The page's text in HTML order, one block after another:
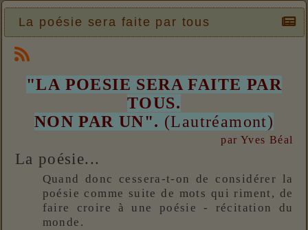
La poésie sera faite par tous
"LA POESIE SERA FAITE PAR
TOUS.
NON PAR UN". (Lautréamont)
par Yves Béal
La poésie...
Quand donc cessera-t-on de considérer la
poésie comme suite de mots qui riment, de
faire croire à une poésie - récitation du
monde.